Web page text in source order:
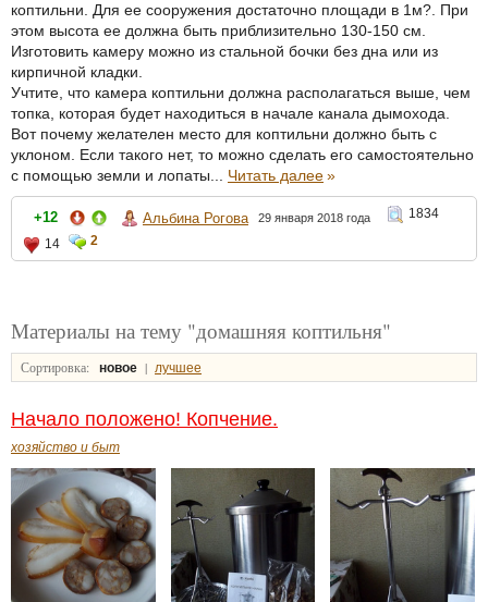
коптильни. Для ее сооружения достаточно площади в 1м?. При
этом высота ее должна быть приблизительно 130-150 см.
Изготовить камеру можно из стальной бочки без дна или из
кирпичной кладки.
Учтите, что камера коптильни должна располагаться выше, чем
топка, которая будет находиться в начале канала дымохода.
Вот почему желателен место для коптильни должно быть с
уклоном. Если такого нет, то можно сделать его самостоятельно
с помощью земли и лопаты... Читать далее»
+12 Альбина Рогова 29 января 2018 года
1834
14
2
Материалы на тему "домашняя коптильня"
Сортировка: новое | лучшее
Начало положено! Копчение.
хозяйство и быт